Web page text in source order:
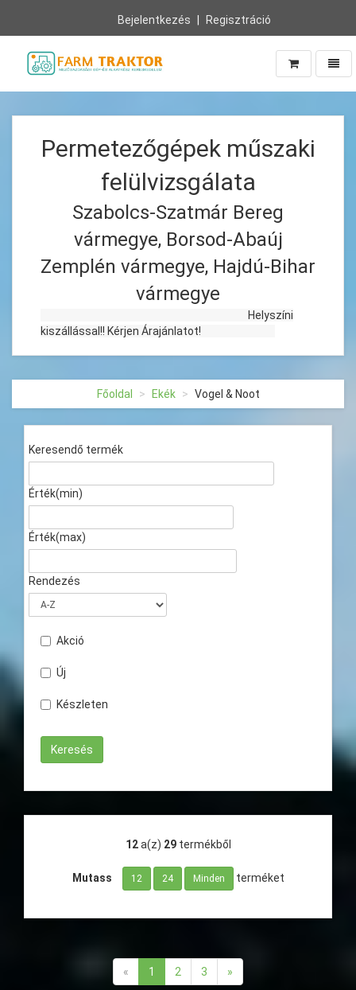
Bejelentkezés Regisztráció
Vissza
Permetezőgépek műszaki
felülvizsgálata
Szabolcs-Szatmár Bereg
vármegye, Borsod-Abaúj
Zemplén vármegye, Hajdú-Bihar
vármegye
Helyszíni
kiszállással!! Kérjen Árajánlatot!
Főoldal Ekék Vogel & Noot
Keresendő termék
Érték(min)
Érték(max)
Rendezés
Akció
Új
Készleten
12a(z) 29 termékből
Mutass 12 24 Minden terméket
« 1 2 3 »